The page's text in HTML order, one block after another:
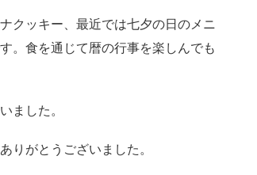
クッキー、最近では七夕の日のメニ
。食を通じて暦の行事を楽しんでも
ました。
りがとうございました。